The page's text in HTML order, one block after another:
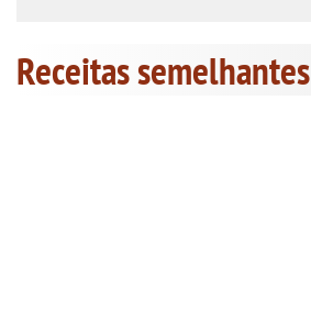
Receitas semelhantes